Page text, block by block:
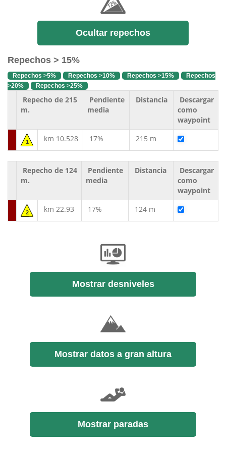
Ocultar repechos
Repechos > 15%
Repechos >5% Repechos >10% Repechos >15%
Repechos
>20%
Repechos >25%
Repecho de 215
m.
Pendiente
media
Distancia
Descargar
como
waypoint
1 km 10.528 17% 215 m
Repecho de 124
m.
Pendiente
media
Distancia
Descargar
como
waypoint
2 km 22.93 17% 124 m
Mostrar desniveles
Mostrar datos a gran altura
Mostrar paradas